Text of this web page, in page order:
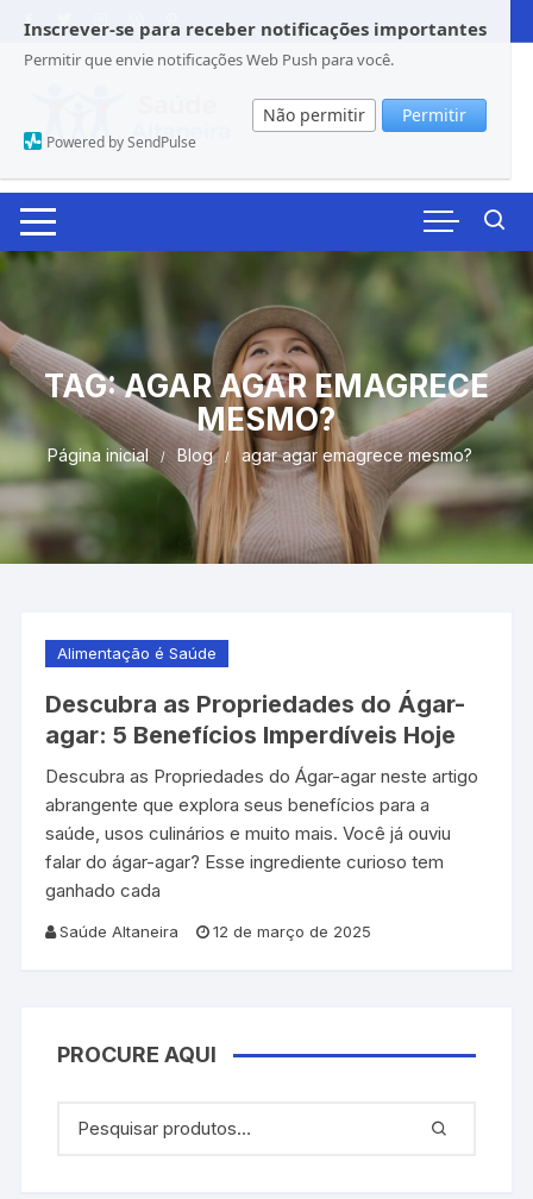
Inscrever-se para receber notificações importantes
Permitir que envie notificações Web Push para você.
Não permitir Permitir
Powered by SendPulse
para
TAG:AGAR AGAR EMAGRECE
MESMO?
Página inicial Blog agar agar emagrece mesmo?
Alimentação é Saúde
Descubra as Propriedades do Ágar-
agar: 5 Benefícios Imperdíveis Hoje
Descubra as Propriedades do Ágar-agar neste artigo
abrangente que explora seus benefícios para a
saúde, usos culinários e muito mais. Você já ouviu
falar do ágar-agar? Esse ingrediente curioso tem
ganhado cada
Saúde Altaneira 12 de março de 2025
PROCURE AQUI